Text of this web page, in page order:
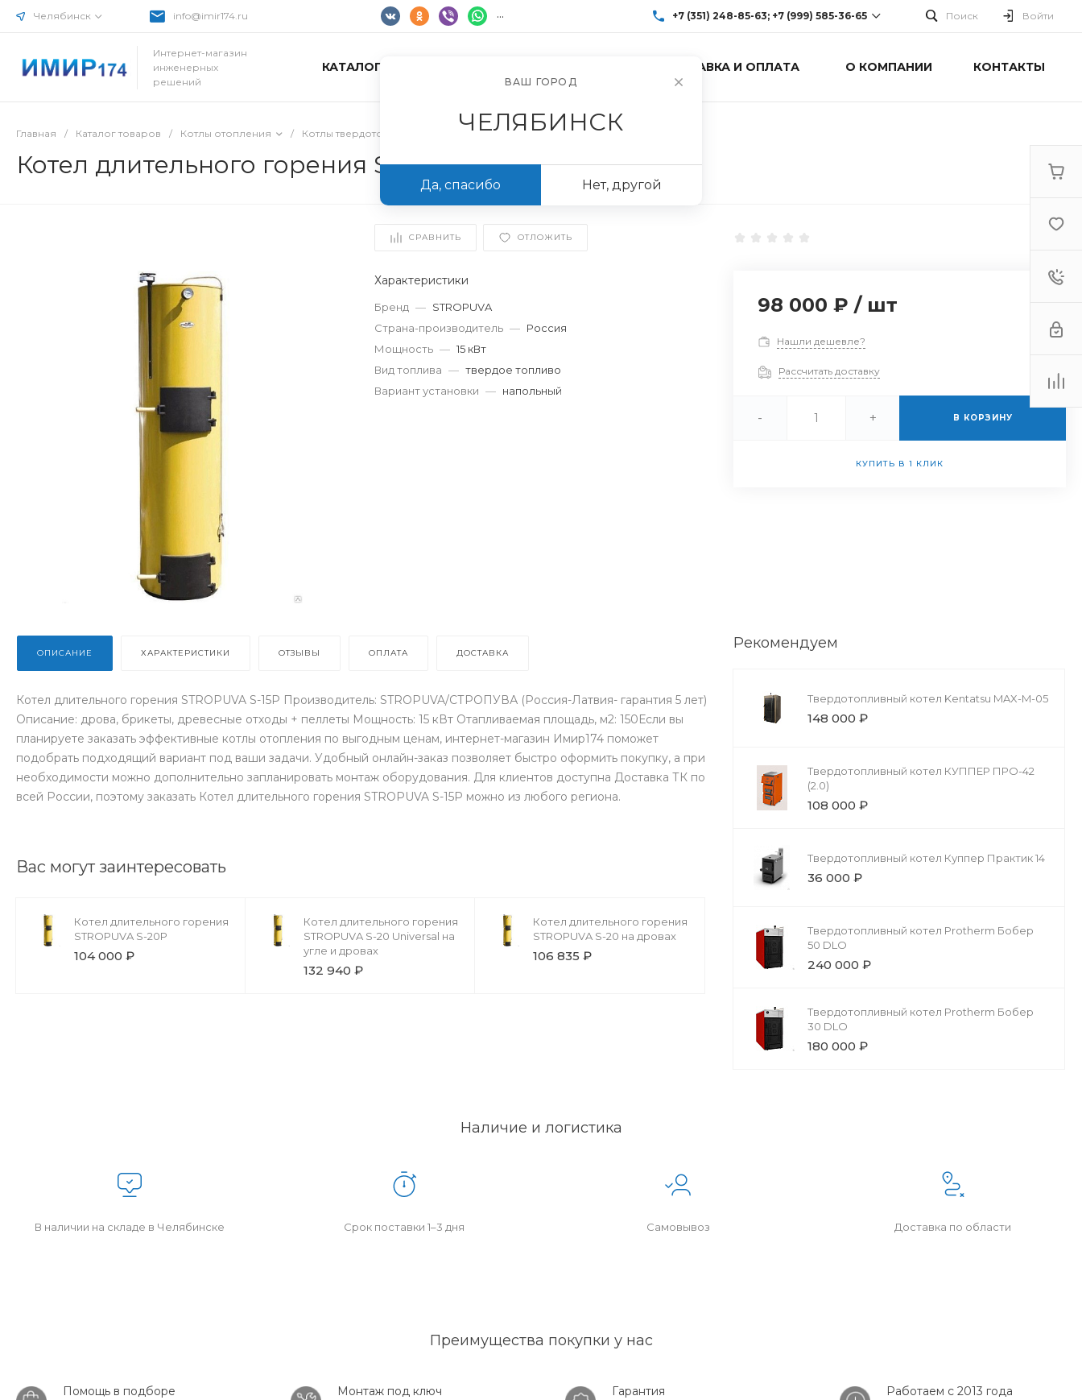
Челябинск info@imir174.ru ... +7 (351) 248-85-63; +7 (999) 585-36-65
+7 (351) 248-85-63; +7 (999) 585-36-65
Поиск Войти
Интернет-магазин
инженерных
решений
КАТАЛОГ ТОВАРОВ ДОСТАВКА И ОПЛАТА О КОМПАНИИ КОНТАКТЫ
Главная / Каталог товаров / Котлы отопления / Котлы твердотопливные Котел длительного горения STROPUVA S-15Р
Котел длительного горения STROPUVA S-15Р
СРАВНИТЬ ОТЛОЖИТЬ
Характеристики
Бренд — STROPUVA
Страна-производитель — Россия
Мощность — 15 кВт
Вид топлива — твердое топливо
Вариант установки — напольный
98 000 ₽ / шт
Нашли дешевле?
Рассчитать доставку
- + В КОРЗИНУ
КУПИТЬ В 1 КЛИК
ОПИСАНИЕ ХАРАКТЕРИСТИКИ ОТЗЫВЫ ОПЛАТА ДОСТАВКА
Котел длительного горения STROPUVA S-15Р Производитель: STROPUVA/СТРОПУВА (Россия-Латвия- гарантия 5 лет)
Описание: дрова, брикеты, древесные отходы + пеллеты Мощность: 15 кВт Отапливаемая площадь, м2: 150Если вы
планируете заказать эффективные котлы отопления по выгодным ценам, интернет-магазин Имир174 поможет
подобрать подходящий вариант под ваши задачи. Удобный онлайн-заказ позволяет быстро оформить покупку, а при
необходимости можно дополнительно запланировать монтаж оборудования. Для клиентов доступна Доставка ТК по
всей России, поэтому заказать Котел длительного горения STROPUVA S-15Р можно из любого региона.
Вас могут заинтересовать
Котел длительного горения
STROPUVA S-20Р
104 000 ₽
Котел длительного горения
STROPUVA S-20 Universal на
угле и дровах
132 940 ₽
Котел длительного горения
STROPUVA S-20 на дровах
106 835 ₽
Рекомендуем
Твердотопливный котел Kentatsu MAX-M-05
148 000 ₽
Твердотопливный котел КУППЕР ПРО-42
(2.0)
108 000 ₽
Твердотопливный котел Куппер Практик 14
36 000 ₽
Твердотопливный котел Protherm Бобер
50 DLO
240 000 ₽
Твердотопливный котел Protherm Бобер
30 DLO
180 000 ₽
Наличие и логистика
В наличии на складе в Челябинске Срок поставки 1–3 дня Самовывоз Доставка по области
Преимущества покупки у нас
Помощь в подборе
Монтаж под ключ Гарантия Работаем с 2013 года
ВАШ ГОРОД
ЧЕЛЯБИНСК
Да, спасибо Нет, другой